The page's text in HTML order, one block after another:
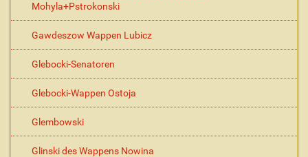
Mohyla+Pstrokonski
Gawdeszow Wappen Lubicz
Glebocki-Senatoren
Glebocki-Wappen Ostoja
Glembowski
Glinski des Wappens Nowina